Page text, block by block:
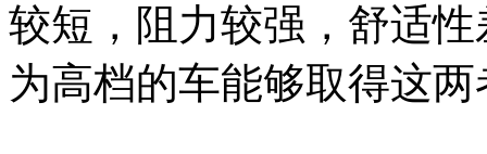
较短，阻力较强，舒适
为高档的车能够取得这